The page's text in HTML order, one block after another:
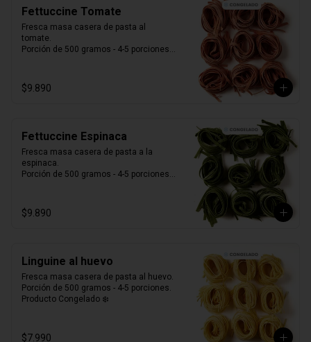
Fettuccine Tomate
Fresca masa casera de pasta al
tomate.
Porción de 500 gramos - 4-5 porciones.
$9.890
Fettuccine Espinaca
Fresca masa casera de pasta a la
espinaca.
Porción de 500 gramos - 4-5 porciones.
$9.890
Linguine al huevo
Fresca masa casera de pasta al huevo.
Porción de 500 gramos - 4-5 porciones.
Producto Congelado ❄️
$7.990